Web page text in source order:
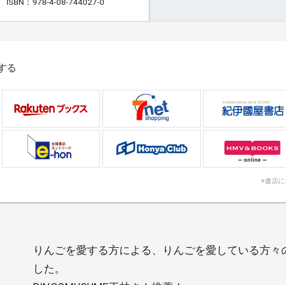
る
※書店に
りんごを愛する方による、りんごを愛している方
した。